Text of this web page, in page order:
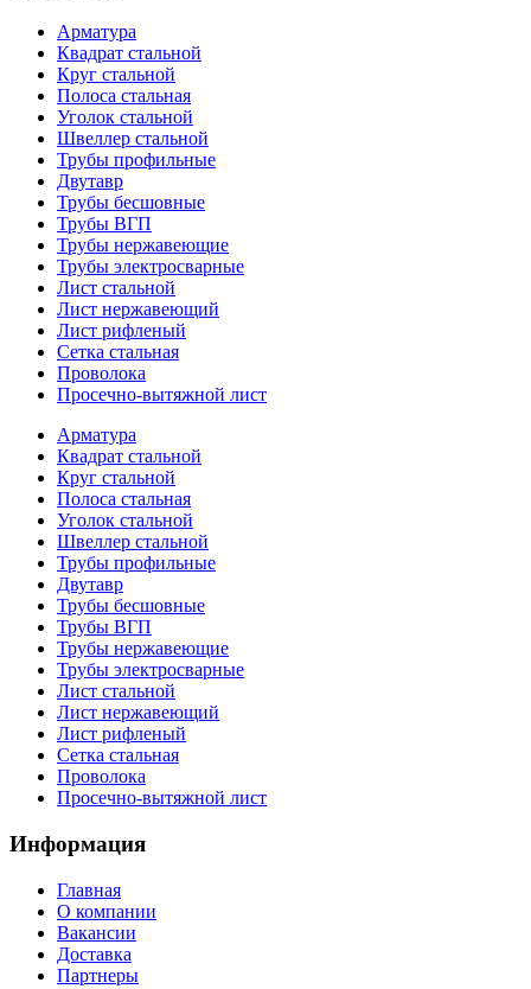
Арматура
Квадрат стальной
Круг стальной
Полоса стальная
Уголок стальной
Швеллер стальной
Трубы профильные
Двутавр
Трубы бесшовные
Трубы ВГП
Трубы нержавеющие
Трубы электросварные
Лист стальной
Лист нержавеющий
Лист рифленый
Сетка стальная
Проволока
Просечно-вытяжной лист
Арматура
Квадрат стальной
Круг стальной
Полоса стальная
Уголок стальной
Швеллер стальной
Трубы профильные
Двутавр
Трубы бесшовные
Трубы ВГП
Трубы нержавеющие
Трубы электросварные
Лист стальной
Лист нержавеющий
Лист рифленый
Сетка стальная
Проволока
Просечно-вытяжной лист
Информация
Главная
О компании
Вакансии
Доставка
Партнеры